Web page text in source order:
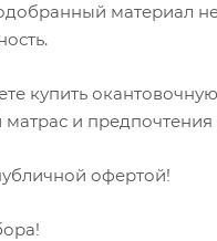
материал
купить
и предпочтения
офертой!